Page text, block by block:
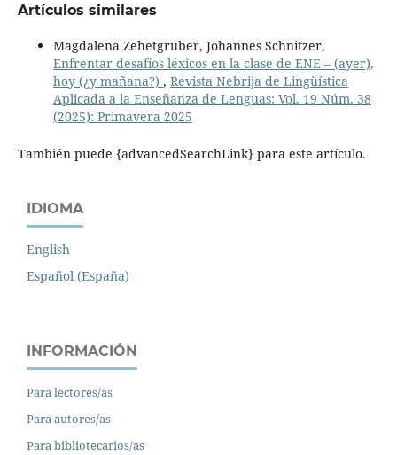
Artículos similares
Magdalena Zehetgruber, Johannes Schnitzer,
Enfrentar desafíos léxicos en la clase de ENE – (ayer),
hoy (¿y mañana?) , Revista Nebrija de Lingüística
Aplicada a la Enseñanza de Lenguas: Vol. 19 Núm. 38
(2025): Primavera 2025
También puede {advancedSearchLink} para este artículo.
IDIOMA
English
Español (España)
INFORMACIÓN
Para lectores/as
Para autores/as
Para bibliotecarios/as